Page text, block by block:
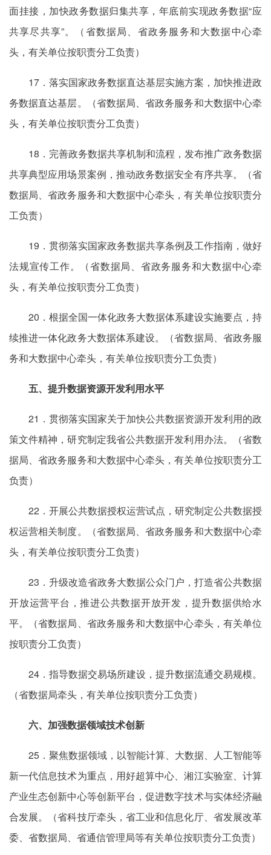
面挂接，加快政务数据归集共享，年底前实现政务数据“应
共享尽共享”。（省数据局、省政务服务和大数据中心牵
头，有关单位按职责分工负责）
17．落实国家政务数据直达基层实施方案，加快推进政
务数据直达基层。（省数据局、省政务服务和大数据中心牵
头，有关单位按职责分工负责）
18．完善政务数据共享机制和流程，发布推广政务数据
共享典型应用场景案例，推动政务数据安全有序共享。（省
数据局、省政务服务和大数据中心牵头，有关单位按职责分
工负责）
19．贯彻落实国家政务数据共享条例及工作指南，做好
法规宣传工作。（省数据局、省政务服务和大数据中心牵
头，有关单位按职责分工负责）
20．根据全国一体化政务大数据体系建设实施要点，持
续推进一体化政务大数据体系建设。（省数据局、省政务服
务和大数据中心牵头，有关单位按职责分工负责）
五、提升数据资源开发利用水平
21．贯彻落实国家关于加快公共数据资源开发利用的政
策文件精神，研究制定我省公共数据开发利用办法。（省数
据局、省政务服务和大数据中心牵头，有关单位按职责分工
负责）
22．开展公共数据授权运营试点，研究制定公共数据授
权运营相关制度。（省数据局、省政务服务和大数据中心牵
头，有关单位按职责分工负责）
23．升级改造省政务大数据公众门户，打造省公共数据
开放运营平台，推进公共数据开放开发，提升数据供给水
平。（省数据局、省政务服务和大数据中心牵头，有关单位
按职责分工负责）
24．指导数据交易场所建设，提升数据流通交易规模。
（省数据局牵头，有关单位按职责分工负责）
六、加强数据领域技术创新
25．聚焦数据领域，以智能计算、大数据、人工智能等
新一代信息技术为重点，用好超算中心、湘江实验室、计算
产业生态创新中心等创新平台，促进数字技术与实体经济融
合发展。（省科技厅牵头，省工业和信息化厅、省发展改革
委、省数据局、省通信管理局等有关单位按职责分工负责）